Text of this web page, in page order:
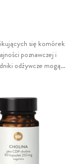
się komórek
poznawczej i
odżywcze mogą
przekazywanie
B5 przyczynia
i hormonów